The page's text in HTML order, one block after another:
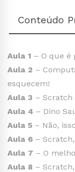
Conteúdo
Aula 1 – O que é
Aula 2 –
esquecem!
Aula 3 – Scratch
Aula 4 – Dino
Aula 5 – Não,
Aula 6 –
Aula 7 – O
Aula 8 –